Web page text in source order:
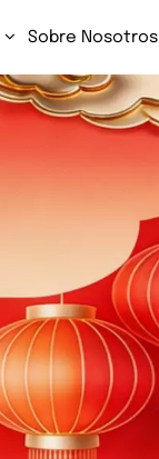
Sobre Nosotros